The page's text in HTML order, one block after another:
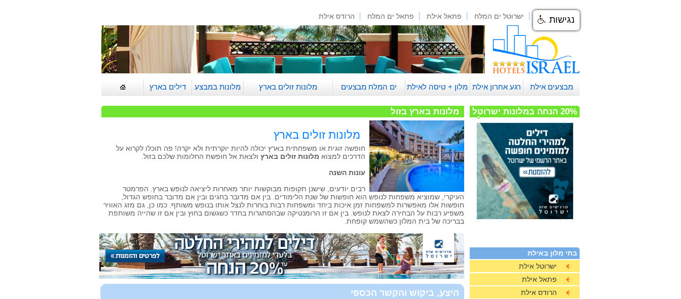
ישרוטל אילת ישרוטל ים המלח פתאל אילת פתאל ים המלח הרודס אילת
דילים בארץ מלונות במבצע מלונות זולים בארץ ים המלח מבצעים מלון + טיסה לאילת רגע אחרון אילת מבצעים אילת
מלונות בארץ בזול
מלונות זולים בארץ
חופשה זוגית או משפחתית בארץ יכולה להיות יוקרתית ולא יקרה! פה תוכלו לקרוא על
הדרכים למצוא מלונות זולים בארץ ולצאת אל חופשת החלומות שלכם בזול.
עונות השנה
רבים יודעים, שישנן תקופות מבוקשות יותר מאחרות ליציאה לנופש בארץ. הפרמטר
העיקרי, שמוציא משפחות לנופש הוא חופשות של שנת הלימודים. בין אם מדובר בחגים ובין אם מדובר בחופש הגדול,
חופשות אלו מאפשרות למשפחות זמן איכות ביחד ומשפחות רבות בוחרות לנצל אותו בנופש משותף. כמו כן, גם מזג האוויר
משפיע רבות על הבחירה לצאת לנופש. בין אם זו הרומנטיקה שבהסתגרות בחדר כשגשום בחוץ ובין אם זו שהייה משותפת
בבריכה של בית המלון כשהשמש קופחת.
היצע, ביקוש והקשר הכספי
20% הנחה במלונות ישרוטל
בתי מלון באילת
ישרוטל אילת
פתאל אילת
הרודס אילת
נגישות